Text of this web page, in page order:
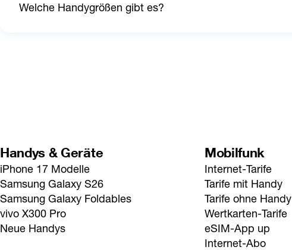
Welche Handygrößen gibt es?
Handys & Geräte
iPhone 17 Modelle
Samsung Galaxy S26
Samsung Galaxy Foldables
vivo X300 Pro
Neue Handys
Mobilfunk
Internet-Tarife
Tarife mit Handy
Tarife ohne Handy
Wertkarten-Tarife
eSIM-App up
Internet-Abo